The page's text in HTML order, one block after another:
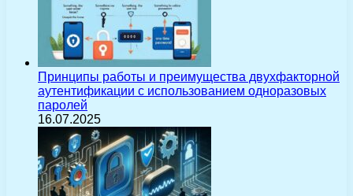
Принципы работы и преимущества двухфакторной
аутентификации с использованием одноразовых
паролей
16.07.2025